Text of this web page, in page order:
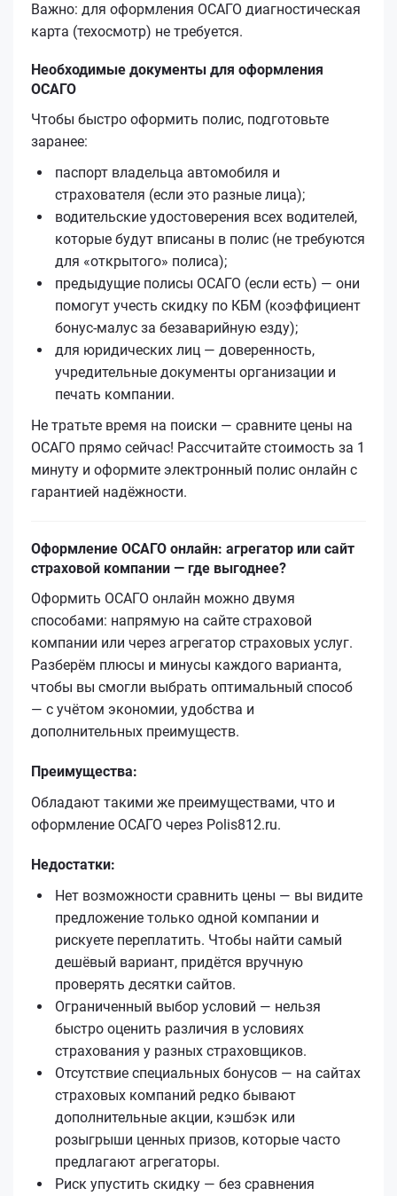
Важно: для оформления ОСАГО диагностическая
карта (техосмотр) не требуется.
Необходимые документы для оформления
ОСАГО
Чтобы быстро оформить полис, подготовьте
заранее:
паспорт владельца автомобиля и
страхователя (если это разные лица);
водительские удостоверения всех водителей,
которые будут вписаны в полис (не требуются
для «открытого» полиса);
предыдущие полисы ОСАГО (если есть) — они
помогут учесть скидку по КБМ (коэффициент
бонус‑малус за безаварийную езду);
для юридических лиц — доверенность,
учредительные документы организации и
печать компании.
Не тратьте время на поиски — сравните цены на
ОСАГО прямо сейчас! Рассчитайте стоимость за 1
минуту и оформите электронный полис онлайн с
гарантией надёжности.
Оформление ОСАГО онлайн: агрегатор или сайт
страховой компании — где выгоднее?
Оформить ОСАГО онлайн можно двумя
способами: напрямую на сайте страховой
компании или через агрегатор страховых услуг.
Разберём плюсы и минусы каждого варианта,
чтобы вы смогли выбрать оптимальный способ
— с учётом экономии, удобства и
дополнительных преимуществ.
Преимущества:
Обладают такими же преимуществами, что и
оформление ОСАГО через Polis812.ru.
Недостатки:
Нет возможности сравнить цены — вы видите
предложение только одной компании и
рискуете переплатить. Чтобы найти самый
дешёвый вариант, придётся вручную
проверять десятки сайтов.
Ограниченный выбор условий — нельзя
быстро оценить различия в условиях
страхования у разных страховщиков.
Отсутствие специальных бонусов — на сайтах
страховых компаний редко бывают
дополнительные акции, кэшбэк или
розыгрыши ценных призов, которые часто
предлагают агрегаторы.
Риск упустить скидку — без сравнения